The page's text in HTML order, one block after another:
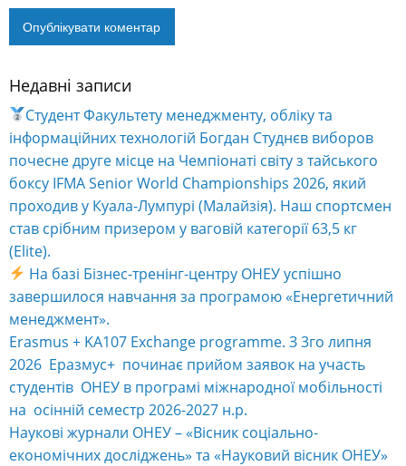
Alternative:
Недавні записи
Студент Факультету менеджменту, обліку та
інформаційних технологій Богдан Студнєв виборов
почесне друге місце на Чемпіонаті світу з тайського
боксу IFMA Senior World Championships 2026, який
проходив у Куала-Лумпурі (Малайзія). Наш спортсмен
став срібним призером у ваговій категорії 63,5 кг
(Elite).
На базі Бізнес-тренінг-центру ОНЕУ успішно
завершилося навчання за програмою «Енергетичний
менеджмент».
Erasmus + KA107 Exchange programme. З 3го липня
2026 Еразмус+ починає прийом заявок на участь
студентів ОНЕУ в програмі міжнародної мобільності
на осінній семестр 2026-2027 н.р.
Наукові журнали ОНЕУ – «Вісник соціально-
економічних досліджень» та «Науковий вісник ОНЕУ»